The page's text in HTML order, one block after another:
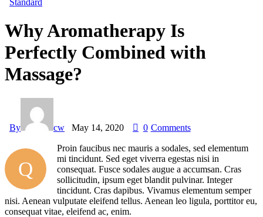
Why Aromatherapy Is
Perfectly Combined with
Massage?
By cw May 14, 2020 0 Comments
Q
Proin faucibus nec mauris a sodales, sed elementum
mi tincidunt. Sed eget viverra egestas nisi in
consequat. Fusce sodales augue a accumsan. Cras
sollicitudin, ipsum eget blandit pulvinar. Integer
tincidunt. Cras dapibus. Vivamus elementum semper
nisi. Aenean vulputate eleifend tellus. Aenean leo ligula, porttitor eu,
consequat vitae, eleifend ac, enim.